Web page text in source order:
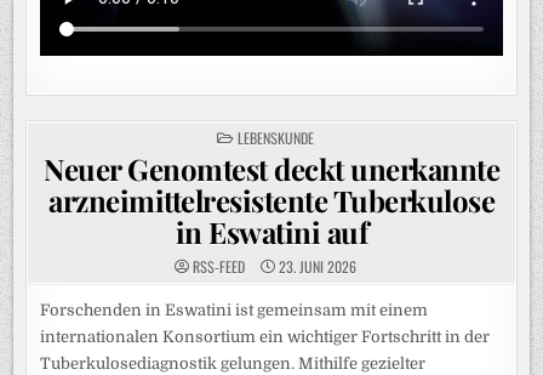
POSTED
IN
LEBENSKUNDE
Neuer Genomtest deckt unerkannte
arzneimittelresistente Tuberkulose
in Eswatini auf
RSS-FEED 23. JUNI 2026
Forschenden in Eswatini ist gemeinsam mit einem
internationalen Konsortium ein wichtiger Fortschritt in der
Tuberkulosediagnostik gelungen. Mithilfe gezielter